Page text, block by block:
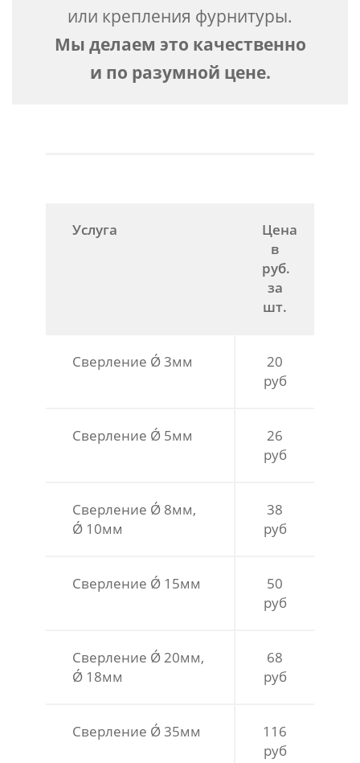
или крепления фурнитуры.
Мы делаем это качественно
и по разумной цене.
Услуга
Цена
в
руб.
за
шт.
Сверление Ǿ 3мм
20
руб
Сверление Ǿ 5мм
26
руб
Сверление Ǿ 8мм,
Ǿ 10мм
38
руб
Сверление Ǿ 15мм
50
руб
Сверление Ǿ 20мм,
Ǿ 18мм
68
руб
Сверление Ǿ 35мм
116
руб